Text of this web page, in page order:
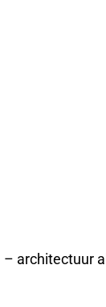
– architectuur